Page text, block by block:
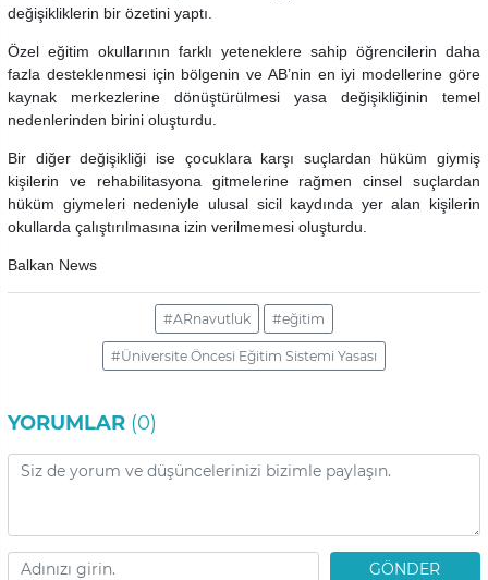
değişikliklerin bir özetini yaptı.
Özel eğitim okullarının farklı yeteneklere sahip öğrencilerin daha
fazla desteklenmesi için bölgenin ve AB’nin en iyi modellerine göre
kaynak merkezlerine dönüştürülmesi yasa değişikliğinin temel
nedenlerinden birini oluşturdu.
Bir diğer değişikliği ise çocuklara karşı suçlardan hüküm giymiş
kişilerin ve rehabilitasyona gitmelerine rağmen cinsel suçlardan
hüküm giymeleri nedeniyle ulusal sicil kaydında yer alan kişilerin
okullarda çalıştırılmasına izin verilmemesi oluşturdu.
Balkan News
#ARnavutluk #eğitim
#Üniversite Öncesi Eğitim Sistemi Yasası
YORUMLAR (0)
GÖNDER